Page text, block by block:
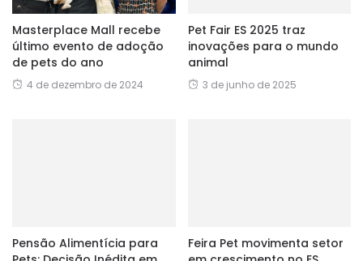
Masterplace Mall recebe
último evento de adoção
de pets do ano
4 de dezembro de 2024
Pet Fair ES 2025 traz
inovações para o mundo
animal
3 de junho de 2025
Pensão Alimentícia para
Feira Pet movimenta setor